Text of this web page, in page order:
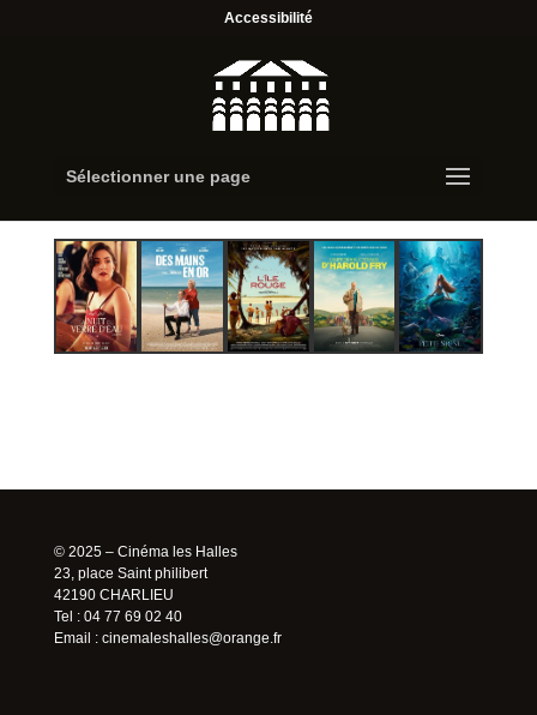
Accessibilité
Sélectionner une page
© 2025 – Cinéma les Halles
23, place Saint philibert
42190 CHARLIEU
Tel : 04 77 69 02 40
Email : cinemaleshalles@orange.fr